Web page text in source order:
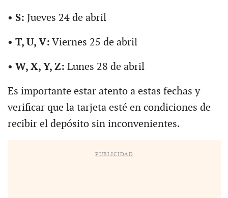
• S: Jueves 24 de abril
• T, U, V: Viernes 25 de abril
• W, X, Y, Z: Lunes 28 de abril
Es importante estar atento a estas fechas y
verificar que la tarjeta esté en condiciones de
recibir el depósito sin inconvenientes.
PUBLICIDAD